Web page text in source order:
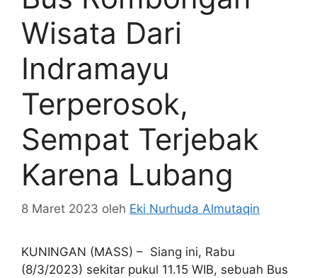
Wisata Dari
Indramayu
Terperosok,
Sempat Terjebak
Karena Lubang
8 Maret 2023 oleh Eki Nurhuda Almutaqin
KUNINGAN (MASS) – Siang ini, Rabu
(8/3/2023) sekitar pukul 11.15 WIB, sebuah Bus